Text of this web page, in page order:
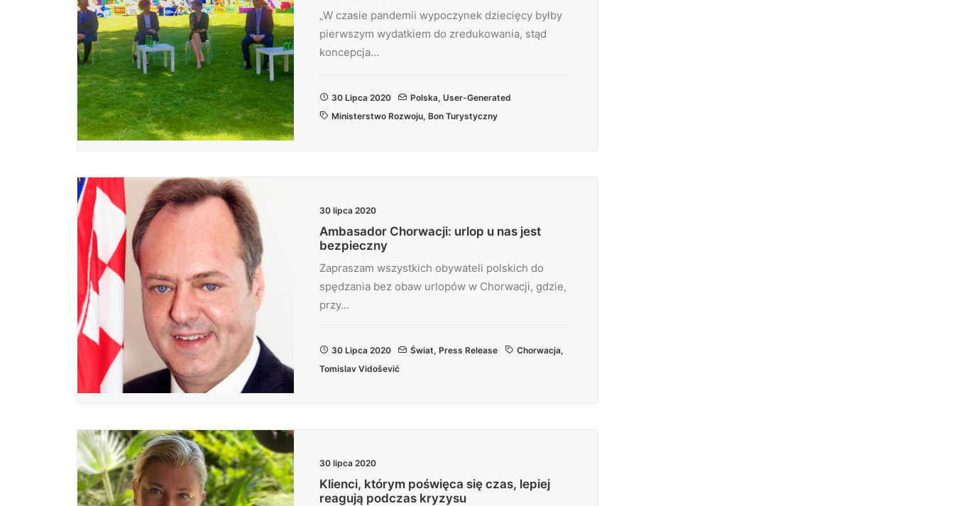
„W czasie pandemii wypoczynek dziecięcy byłby
pierwszym wydatkiem do zredukowania, stąd
koncepcja…
30 Lipca 2020 Polska, User-Generated
Ministerstwo Rozwoju, Bon Turystyczny
30 lipca 2020
Ambasador Chorwacji: urlop u nas jest
bezpieczny
Zapraszam wszystkich obywateli polskich do
spędzania bez obaw urlopów w Chorwacji, gdzie,
przy…
30 Lipca 2020 Świat, Press Release Chorwacja,
Tomislav Vidošević
30 lipca 2020
Klienci, którym poświęca się czas, lepiej
reagują podczas kryzysu